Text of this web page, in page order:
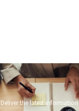
Deliver the latest information